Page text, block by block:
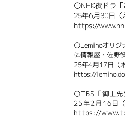
〇NHK夜ドラ
25年6月30日（
https://
〇Leminoオリジ
に情報屋・佐野
​25年4月17日（
https://
〇TBS「御上
25年2月16日
https://